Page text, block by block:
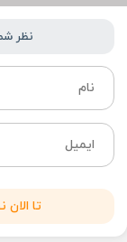
نظر
تا